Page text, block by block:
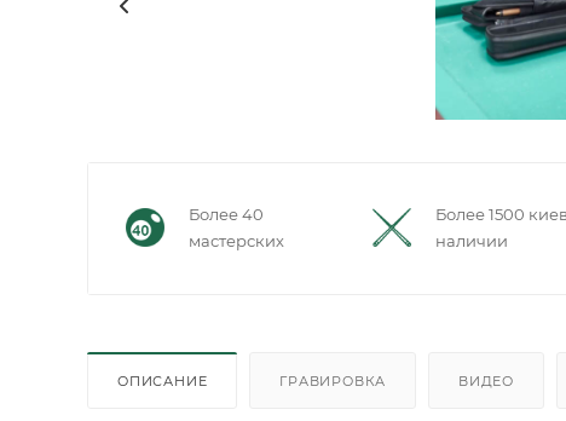
Более 40
мастерских
Более 1500
наличии
ОПИСАНИЕ ГРАВИРОВКА ВИДЕО